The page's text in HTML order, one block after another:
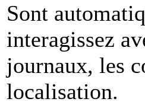
Sont
interagissez
journaux, les
localisation.